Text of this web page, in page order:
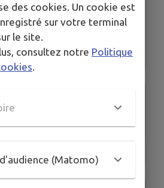
ET ORDURES
des cookies. Un cookie est
sur votre terminal
le site.
consultez notre Politique
(Matomo)